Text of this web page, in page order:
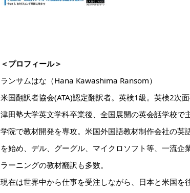
＜プロフィール＞
ランサムはな（Hana Kawashima Ransom）
米国翻訳者協会(ATA)認定翻訳者。英検1級。英検2次面
津田塾大学英文学科卒業後、全国展開の英会話学校
学院で教材開発を専攻。米国外国語教材制作会社の
を始め、デル、グーグル、マイクロソフト等、一流
ラーニングの教材翻訳も多数。
現在は世界中から仕事を受注しながら、日本と米国を